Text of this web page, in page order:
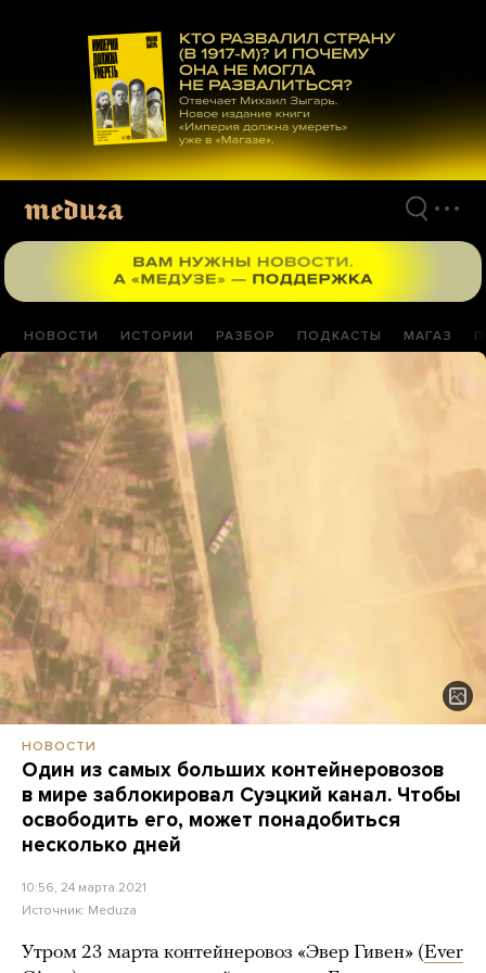
материалам
НОВОСТИ ИСТОРИИ РАЗБОР ПОДКАСТЫ МАГАЗ
НОВОСТИ
Один из самых больших контейнеровозов
в мире заблокировал Суэцкий канал. Чтобы
освободить его, может понадобиться
несколько дней
10:56, 24 марта 2021
Источник: Meduza
Утром 23 марта контейнеровоз «Эвер Гивен» (Ever